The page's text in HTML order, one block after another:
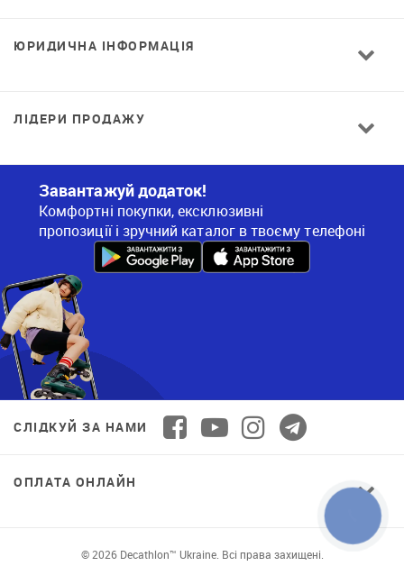
ЮРИДИЧНА ІНФОРМАЦІЯ
ЛІДЕРИ ПРОДАЖУ
Завантажуй додаток!
Комфортні покупки, ексклюзивні
пропозиції і зручний каталог в твоєму телефоні
СЛІДКУЙ ЗА НАМИ
ОПЛАТА ОНЛАЙН
© 2026 Decathlon™ Ukraine. Всі права захищені.